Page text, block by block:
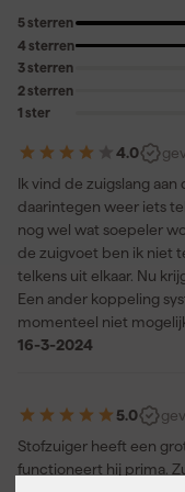
5 sterren
4 sterren
3 sterren
2 sterren
1 ster
4.0
Ik vind de zuigslang
daarintegen weer iets
nog wel wat soepeler
de zuigvoet ben ik niet
telkens uit elkaar. Nu
Een ander koppeling
momenteel niet
16-3-2024
5.0
Stofzuiger heeft een
functioneert hij prima.